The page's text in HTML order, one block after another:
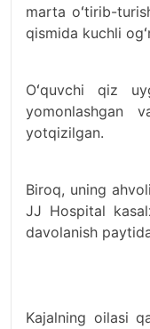
marta oʻtirib-
qismida kuchli
Oʻquvchi qiz
yomonlashgan
yotqizilgan.
Biroq, uning
JJ Hospital
davolanish
Kajalning oilasi